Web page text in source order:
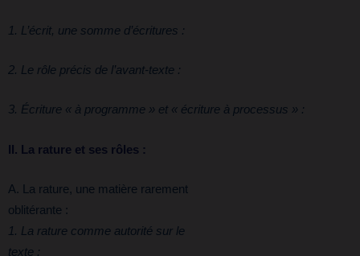
1. L’écrit, une somme d’écritures :
2. Le rôle précis de l’avant-texte :
3. Écriture « à programme » et « écriture à processus » :
II. La rature et ses rôles :
A. La rature, une matière rarement
oblitérante
1. La rature comme autorité sur le